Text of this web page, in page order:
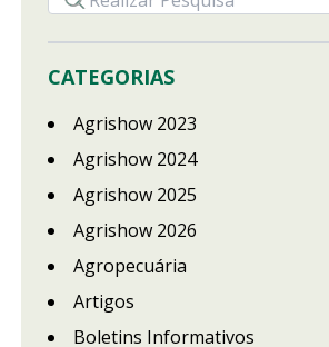
CATEGORIAS
Agrishow 2023
Agrishow 2024
Agrishow 2025
Agrishow 2026
Agropecuária
Artigos
Boletins Informativos